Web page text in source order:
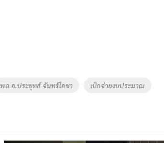
พล.อ.ประยุทธ์ จันทร์โอชา เบิกจ่ายงบประมาณ